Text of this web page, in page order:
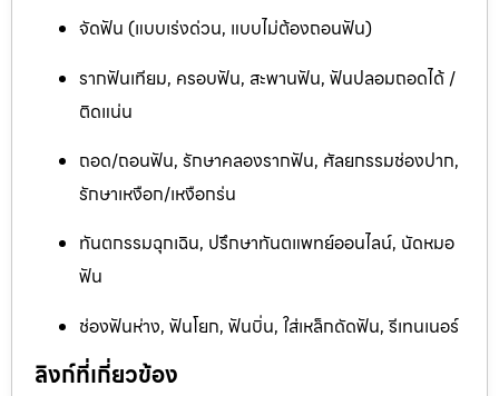
จัดฟัน (แบบเร่งด่วน, แบบไม่ต้องถอนฟัน)
รากฟันเทียม, ครอบฟัน, สะพานฟัน, ฟันปลอมถอดได้ /
ติดแน่น
ถอด/ถอนฟัน, รักษาคลองรากฟัน, ศัลยกรรมช่องปาก,
รักษาเหงือก/เหงือกร่น
ทันตกรรมฉุกเฉิน, ปรึกษาทันตแพทย์ออนไลน์, นัดหมอ
ฟัน
ช่องฟันห่าง, ฟันโยก, ฟันบิ่น, ใส่เหล็กดัดฟัน, รีเทนเนอร์
ลิงก์ที่เกี่ยวข้อง